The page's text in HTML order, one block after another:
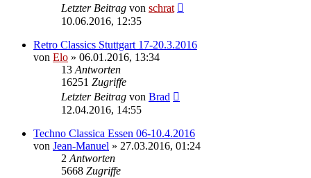
Letzter Beitrag von schrat
10.06.2016, 12:35
Retro Classics Stuttgart 17-20.3.2016
von Elo » 06.01.2016, 13:34
13 Antworten
16251 Zugriffe
Letzter Beitrag von Brad
12.04.2016, 14:55
Techno Classica Essen 06-10.4.2016
von Jean-Manuel » 27.03.2016, 01:24
2 Antworten
5668 Zugriffe